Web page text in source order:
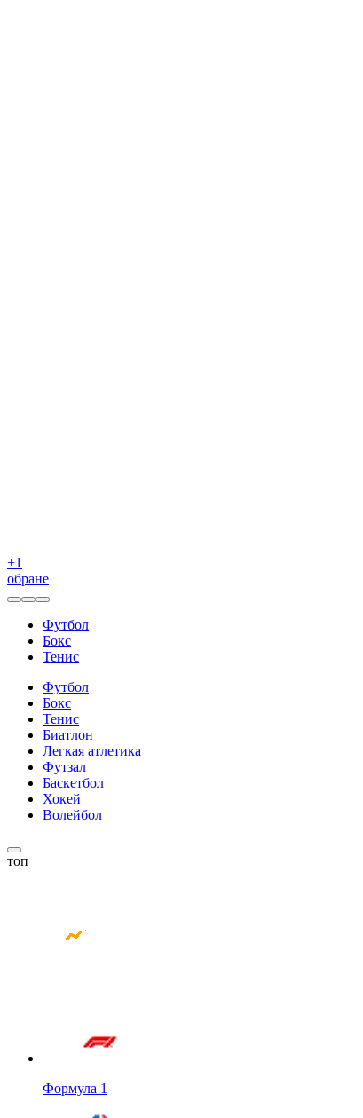
+1
обране
Футбол
Бокс
Тенис
Футбол
Бокс
Тенис
Биатлон
Легкая атлетика
Футзал
Баскетбол
Хокей
Волейбол
топ
Формула 1